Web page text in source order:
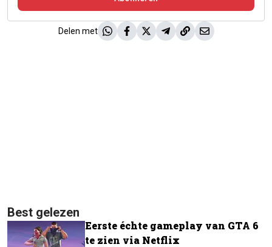
Delen met
Best gelezen
Eerste échte gameplay van GTA 6
te zien via Netflix